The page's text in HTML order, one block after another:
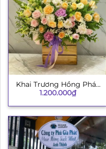
Khai Trương Hồng Phát
4
1.200.000₫